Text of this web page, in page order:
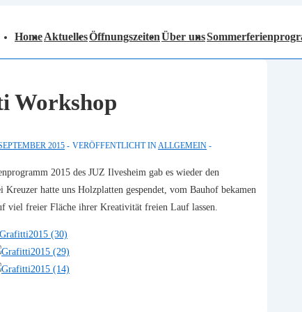
HomeAktuellesÖffnungszeitenÜber uns
Workshop
2015 VERÖFFENTLICHT IN ALLGEMEIN
2015 des JUZ Ilvesheim gab es wieder den
hatte uns Holzplatten gespendet, vom Bauhof bekamen
viel freier Fläche ihrer Kreativität freien Lauf lassen.